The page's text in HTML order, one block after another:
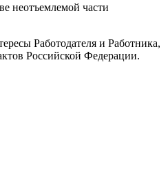
неотъемлемой части
Работодателя и Работника,
Российской Федерации.